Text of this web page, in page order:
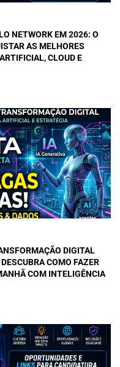
NETWORK EM 2026: O
AS MELHORES
CLOUD E
DIGITAL
COMO FAZER
COM INTELIGÊNCIA